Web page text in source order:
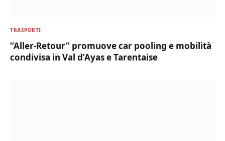
TRASPORTI
“Aller-Retour” promuove car pooling e mobilità
condivisa in Val d’Ayas e Tarentaise